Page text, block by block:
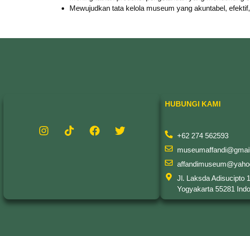
Mewujudkan tata kelola museum yang akuntabel,
HUBUNGI KAMI
+62 274 562593
Jl. Laksda Adisucipto
Yogyakarta 55281